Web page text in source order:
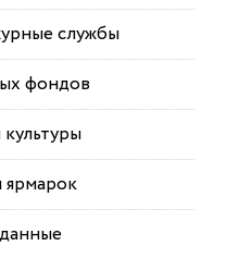
службы
фондов
ярмарок